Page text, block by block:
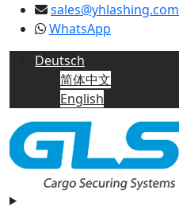
sales@yhlashing.com
WhatsApp
Deutsch
简体中文
English